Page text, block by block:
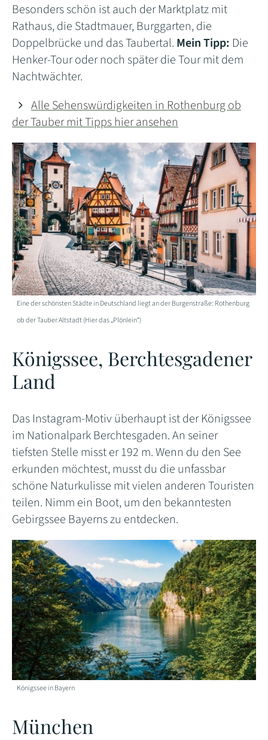
Besonders schön ist auch der Marktplatz mit
Rathaus, die Stadtmauer, Burggarten, die
Doppelbrücke und das Taubertal. Mein Tipp: Die
Henker-Tour oder noch später die Tour mit dem
Nachtwächter.
Alle Sehenswürdigkeiten in Rothenburg ob
der Tauber mit Tipps hier ansehen
Eine der schönsten Städte in Deutschland liegt an der Burgenstraße: Rothenburg
ob der Tauber Altstadt (Hier das „Plönlein“)
Königssee, Berchtesgadener
Land
Das Instagram-Motiv überhaupt ist der Königssee
im Nationalpark Berchtesgaden. An seiner
tiefsten Stelle misst er 192 m. Wenn du den See
erkunden möchtest, musst du die unfassbar
schöne Naturkulisse mit vielen anderen Touristen
teilen. Nimm ein Boot, um den bekanntesten
Gebirgssee Bayerns zu entdecken.
Königssee in Bayern
München